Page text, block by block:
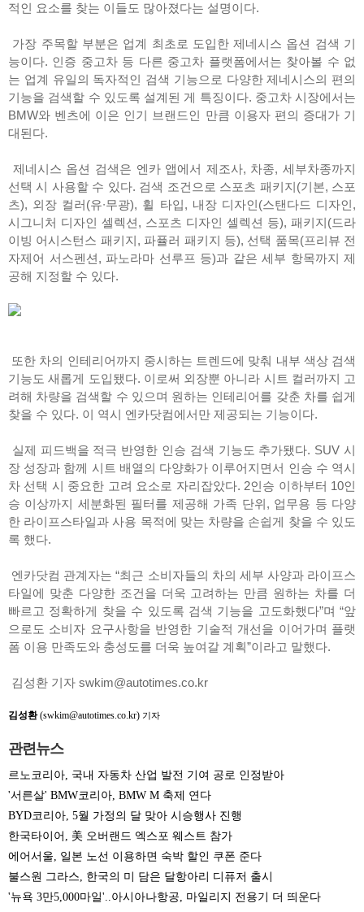
적인 요소를 찾는 이들도 많아졌다는 설명이다.
가장 주목할 부분은 업계 최초로 도입한 제네시스 옵션 검색 기
능이다. 인증 중고차 등 다른 중고차 플랫폼에서는 찾아볼 수 없
는 업계 유일의 독자적인 검색 기능으로 다양한 제네시스의 편의
기능을 검색할 수 있도록 설계된 게 특징이다. 중고차 시장에서는
BMW와 벤츠에 이은 인기 브랜드인 만큼 이용자 편의 증대가 기
대된다.
제네시스 옵션 검색은 엔카 앱에서 제조사, 차종, 세부차종까지
선택 시 사용할 수 있다. 검색 조건으로 스포츠 패키지(기본, 스포
츠), 외장 컬러(유∙무광), 휠 타입, 내장 디자인(스탠다드 디자인,
시그니처 디자인 셀렉션, 스포츠 디자인 셀렉션 등), 패키지(드라
이빙 어시스턴스 패키지, 파퓰러 패키지 등), 선택 품목(프리뷰 전
자제어 서스펜션, 파노라마 선루프 등)과 같은 세부 항목까지 제
공해 지정할 수 있다.
또한 차의 인테리어까지 중시하는 트렌드에 맞춰 내부 색상 검색
기능도 새롭게 도입됐다. 이로써 외장뿐 아니라 시트 컬러까지 고
려해 차량을 검색할 수 있으며 원하는 인테리어를 갖춘 차를 쉽게
찾을 수 있다. 이 역시 엔카닷컴에서만 제공되는 기능이다.
실제 피드백을 적극 반영한 인승 검색 기능도 추가됐다. SUV 시
장 성장과 함께 시트 배열의 다양화가 이루어지면서 인승 수 역시
차 선택 시 중요한 고려 요소로 자리잡았다. 2인승 이하부터 10인
승 이상까지 세분화된 필터를 제공해 가족 단위, 업무용 등 다양
한 라이프스타일과 사용 목적에 맞는 차량을 손쉽게 찾을 수 있도
록 했다.
엔카닷컴 관계자는 “최근 소비자들의 차의 세부 사양과 라이프스
타일에 맞춘 다양한 조건을 더욱 고려하는 만큼 원하는 차를 더
빠르고 정확하게 찾을 수 있도록 검색 기능을 고도화했다”며 “앞
으로도 소비자 요구사항을 반영한 기술적 개선을 이어가며 플랫
폼 이용 만족도와 충성도를 더욱 높여갈 계획”이라고 말했다.
김성환 기자 swkim@autotimes.co.kr
김성환(swkim@autotimes.co.kr) 기자
관련뉴스
르노코리아, 국내 자동차 산업 발전 기여 공로 인정받아
'서른살' BMW코리아, BMW M 축제 연다
BYD코리아, 5월 가정의 달 맞아 시승행사 진행
한국타이어, 美 오버랜드 엑스포 웨스트 참가
에어서울, 일본 노선 이용하면 숙박 할인 쿠폰 준다
불스원 그라스, 한국의 미 담은 달항아리 디퓨저 출시
'뉴욕 3만5,000마일'..아시아나항공, 마일리지 전용기 더 띄운다